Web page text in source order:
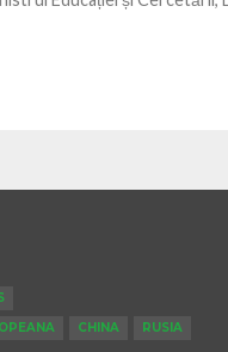
CHINA
RUSIA